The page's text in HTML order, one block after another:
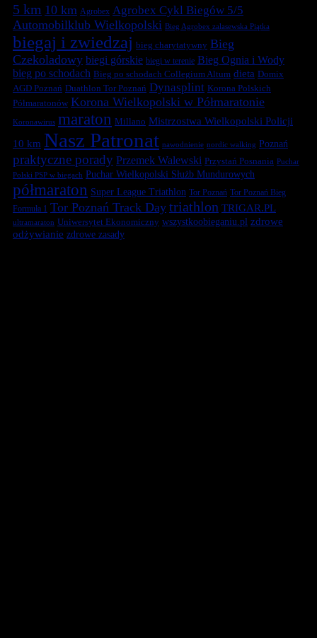
5 km 10 km Agrobex Agrobex Cykl Biegów 5/5
Automobilklub Wielkopolski Bieg Agrobex zalasewska Piątka
biegaj i zwiedzaj bieg charytatywny Bieg
Czekoladowy biegi górskie biegi w terenie Bieg Ognia i Wody
bieg po schodach Bieg po schodach Collegium Altum dieta Domix
AGD Poznań Duathlon Tor Poznań Dynasplint Korona Polskich
Półmaratonów Korona Wielkopolski w Półmaratonie
Koronawirus maraton Millano Mistrzostwa Wielkopolski Policji
10 km Nasz Patronat nawodnienie nordic walking Poznań
praktyczne porady Przemek Walewski Przystań Posnania Puchar
Polski PSP w biegach Puchar Wielkopolski Służb Mundurowych
półmaraton Super League Triathlon Tor Poznań Tor Poznań Bieg
Formuła 1 Tor Poznań Track Day triathlon TRIGAR.PL
ultramaraton Uniwersytet Ekonomiczny wszystkoobieganiu.pl zdrowe
odżywianie zdrowe zasady